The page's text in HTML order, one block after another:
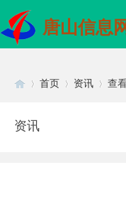
唐山信息
首页 资讯 查
资讯